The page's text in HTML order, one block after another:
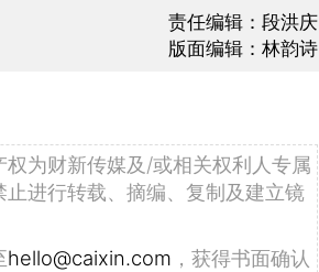
责任编辑：段洪庆
版面编辑：林韵诗
为财新传媒及/或相关权利人专属
进行转载、摘编、复制及建立镜
hello@caixin.com ，获得书面确认